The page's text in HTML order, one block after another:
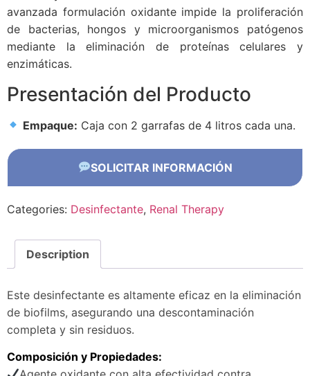
avanzada formulación oxidante impide la proliferación
de bacterias, hongos y microorganismos patógenos
mediante la eliminación de proteínas celulares y
enzimáticas.
Presentación del Producto
Empaque: Caja con 2 garrafas de 4 litros cada una.
SOLICITAR INFORMACIÓN
Categories: Desinfectante, Renal Therapy
Description
Este desinfectante es altamente eficaz en la eliminación
de biofilms, asegurando una descontaminación
completa y sin residuos.
Composición y Propiedades: